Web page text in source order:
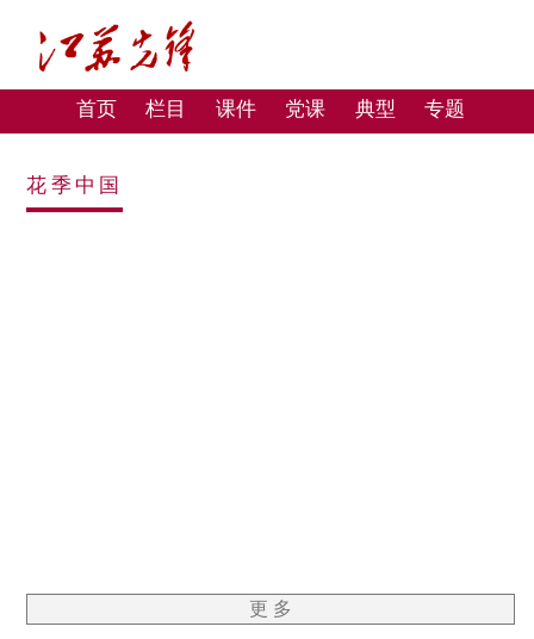
首页 栏目 课件 党课 典型 专题
花季中国
更 多